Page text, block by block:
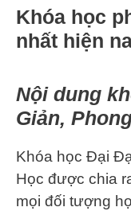
Khóa học
nhất hiện
Nội dung
Giản,
Khóa học Đại
Học được chia
mọi đối tượng